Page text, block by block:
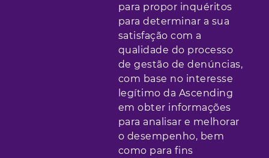
para propor inquéritos
para determinar a sua
satisfação com a
qualidade do processo
de gestão de denúncias,
com base no interesse
legítimo da Ascending
em obter informações
para analisar e melhorar
o desempenho, bem
como para fins